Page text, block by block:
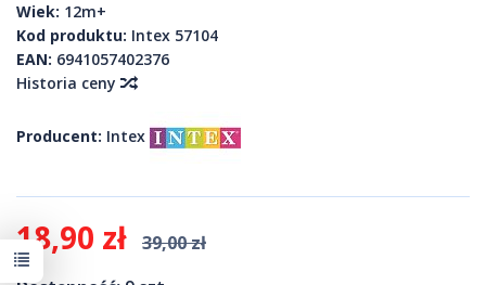
Wiek: 12m+
Kod produktu: Intex 57104
EAN: 6941057402376
Historia ceny
Producent: Intex
18,90 zł
39,00 zł